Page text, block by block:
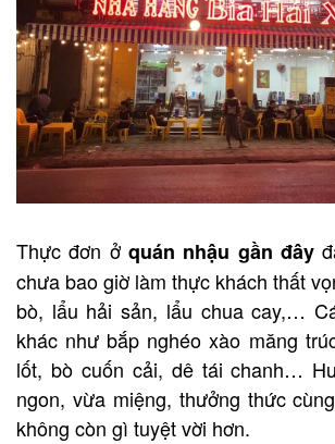
Thực đơn ở quán nhậu gần đây
chưa bao giờ làm thực khách thất
bò, lẩu hải sản, lẩu chua cay,…
khác như bắp nghéo xào măng
lốt, bò cuốn cải, dê tái chanh…
ngon, vừa miệng, thưởng thức
không còn gì tuyệt vời hơn.